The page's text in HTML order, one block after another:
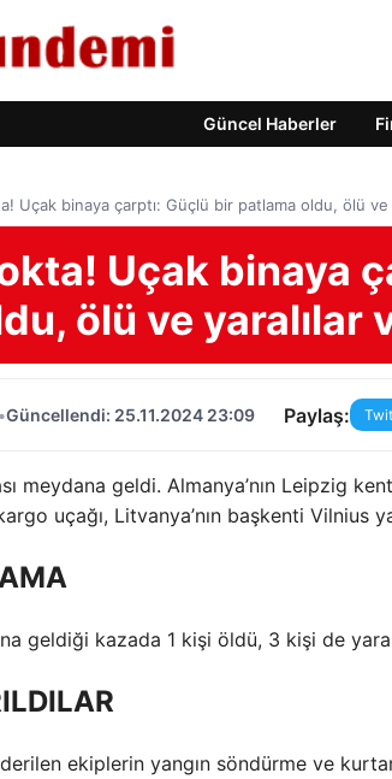
Güncel Haberler
Uçak binaya çarptı: Güçlü bir patlama oldu, ölü ve
Uçak binaya
ölü ve yaralılar
•Güncellendi: 25.11.2024 23:09 Paylaş:
meydana geldi. Almanya’nın Leipzig
uçağı, Litvanya’nın başkenti Vilnius
geldiği kazada 1 kişi öldü, 3 kişi de
ekiplerin yangın söndürme ve